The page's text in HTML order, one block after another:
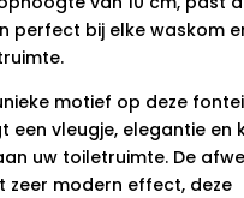
perfect bij elke waskom
motief op deze
een vleugje, elegantie en
uw toiletruimte. De
zeer modern effect, deze